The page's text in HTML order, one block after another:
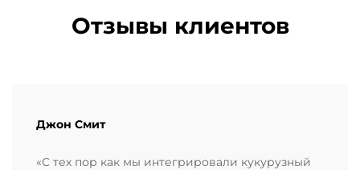
Отзывы клиентов
Джон Смит
«С тех пор как мы интегрировали кукурузный